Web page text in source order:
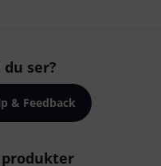
ser?
& Feedback